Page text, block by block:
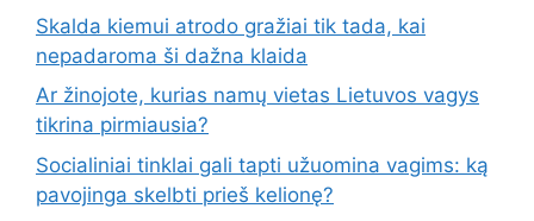
Skalda kiemui atrodo gražiai tik tada, kai
nepadaroma ši dažna klaida
Ar žinojote, kurias namų vietas Lietuvos vagys
tikrina pirmiausia?
Socialiniai tinklai gali tapti užuomina vagims: ką
pavojinga skelbti prieš kelionę?